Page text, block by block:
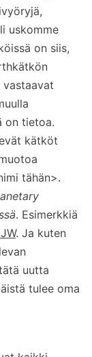
uskomme
on siis,
vastaavat
on tietoa.
kätköt
tähän>.
. Esimerkkiä
. Ja kuten
uutta
tulee oma